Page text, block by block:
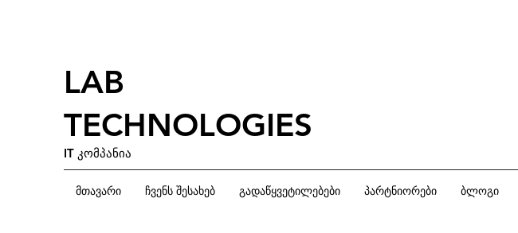
LAB
TECHNOLOGIES
IT კომპანია
მთავარი ჩვენს შესახებ გადაწყვეტილებები პარტნიორები ბლოგი